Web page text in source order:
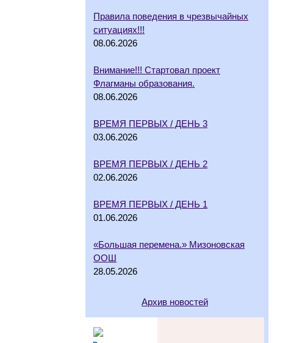
Правила поведения в чрезвычайных
ситуациях!!!
08.06.2026
Внимание!!! Стартовал проект
Флагманы образования.
08.06.2026
ВРЕМЯ ПЕРВЫХ / ДЕНЬ 3
03.06.2026
ВРЕМЯ ПЕРВЫХ / ДЕНЬ 2
02.06.2026
ВРЕМЯ ПЕРВЫХ / ДЕНЬ 1
01.06.2026
«Большая перемена.» Мизоновская
ООШ
28.05.2026
Архив новостей